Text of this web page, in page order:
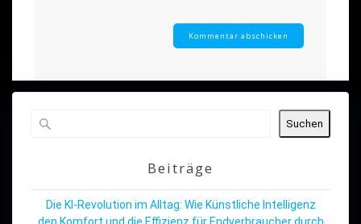
Suchen
Beiträge
Die KI-Revolution im Alltag: Wie Künstliche Intelligenz